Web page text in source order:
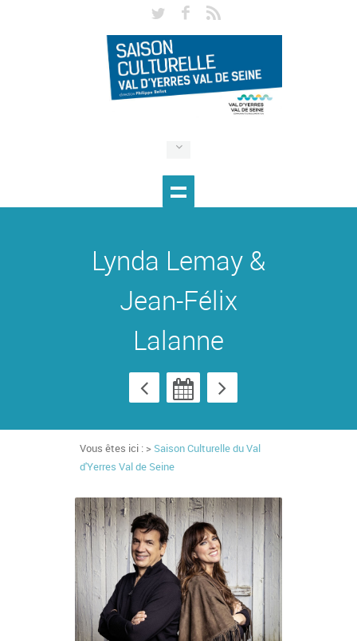
Lynda Lemay &
Jean-Félix
Lalanne
Vous êtes ici : > Saison Culturelle du Val
d'Yerres Val de Seine